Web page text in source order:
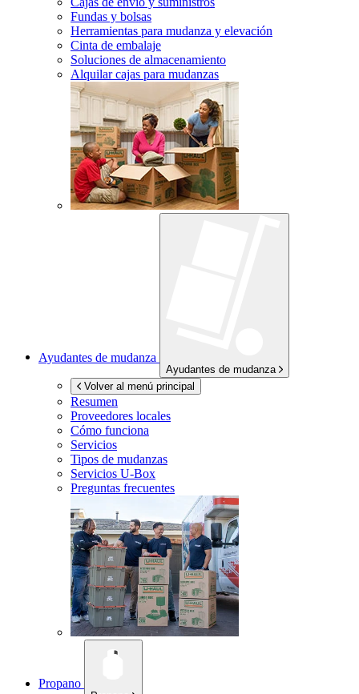
Fundas y bolsas
Herramientas para mudanza y elevación
Cinta de embalaje
Soluciones de almacenamiento
Alquilar cajas para mudanzas
Ayudantes de mudanza
Ayudantes de mudanza
Volver al menú principal
Resumen
Proveedores locales
Cómo funciona
Servicios
Tipos de mudanzas
Servicios U-Box
Preguntas frecuentes
Propano